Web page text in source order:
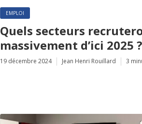
EMPLOI
Quels secteurs
massivement d’ici 2025 ?
19 décembre 2024 Jean Henri Rouillard 3